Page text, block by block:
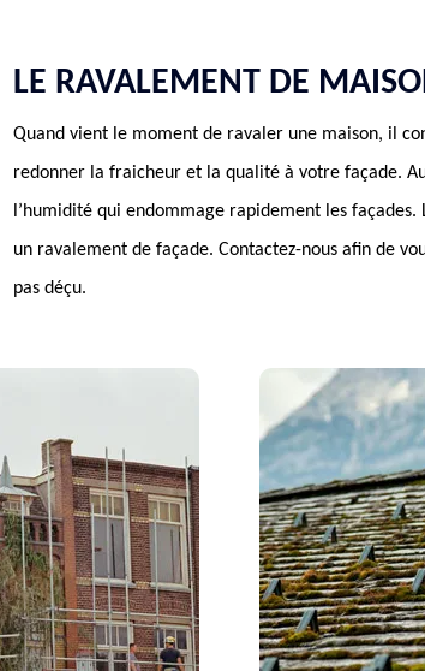
LE RAVALEMENT DE
Quand vient le moment de ravaler une maison, il
redonner la fraicheur et la qualité à votre façade.
l’humidité qui endommage rapidement les
un ravalement de façade. Contactez-nous afin de
pas déçu.